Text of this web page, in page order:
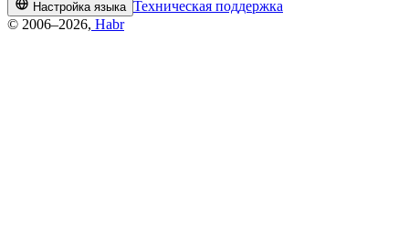
Настройка языка Техническая поддержка
© 2006–2026, Habr